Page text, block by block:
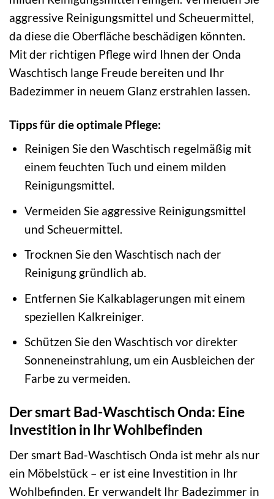
aggressive Reinigungsmittel und Scheuermittel,
da diese die Oberfläche beschädigen könnten.
Mit der richtigen Pflege wird Ihnen der Onda
Waschtisch lange Freude bereiten und Ihr
Badezimmer in neuem Glanz erstrahlen lassen.
Tipps für die optimale Pflege:
Reinigen Sie den Waschtisch regelmäßig mit
einem feuchten Tuch und einem milden
Reinigungsmittel.
Vermeiden Sie aggressive Reinigungsmittel
und Scheuermittel.
Trocknen Sie den Waschtisch nach der
Reinigung gründlich ab.
Entfernen Sie Kalkablagerungen mit einem
speziellen Kalkreiniger.
Schützen Sie den Waschtisch vor direkter
Sonneneinstrahlung, um ein Ausbleichen der
Farbe zu vermeiden.
Der smart Bad-Waschtisch Onda: Eine
Investition in Ihr Wohlbefinden
Der smart Bad-Waschtisch Onda ist mehr als nur
ein Möbelstück – er ist eine Investition in Ihr
Wohlbefinden. Er verwandelt Ihr Badezimmer in